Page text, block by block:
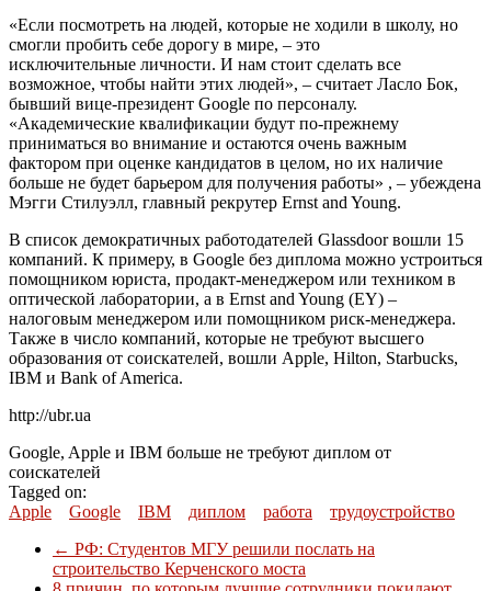
«Если посмотреть на людей, которые не ходили в школу, но
смогли пробить себе дорогу в мире, – это
исключительные личности. И нам стоит сделать все
возможное, чтобы найти этих людей», – считает Ласло Бок,
бывший вице-президент Google по персоналу.
«Академические квалификации будут по-прежнему
приниматься во внимание и остаются очень важным
фактором при оценке кандидатов в целом, но их наличие
больше не будет барьером для получения работы» , – убеждена
Мэгги Стилуэлл, главный рекрутер Ernst and Young.
В список демократичных работодателей Glassdoor вошли 15
компаний. К примеру, в Google без диплома можно устроиться
помощником юриста, продакт-менеджером или техником в
оптической лаборатории, а в Ernst and Young (EY) –
налоговым менеджером или помощником риск-менеджера.
Также в число компаний, которые не требуют высшего
образования от соискателей, вошли Apple, Hilton, Starbucks,
IBM и Bank of America.
http://ubr.ua
Google, Apple и IBM больше не требуют диплом от
соискателей
Tagged on:
Apple
Google IBM диплом работа
трудоустройство
← РФ: Студентов МГУ решили послать на
строительство Керченского моста